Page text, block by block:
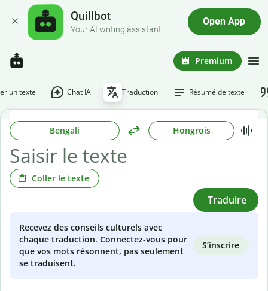
Quillbot
Your AI writing assistant
Open App
Premium
un texte Chat IA Traduction Résumé de texte
Bengali Hongrois
Coller le texte
Traduire
Recevez des conseils culturels avec
chaque traduction. Connectez-vous pour
que vos mots résonnent, pas seulement
se traduisent.
S’inscrire